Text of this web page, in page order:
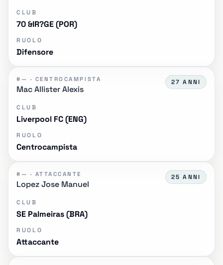
CLUB
70 &IR?GE (POR)
RUOLO
Difensore
#— · CENTROCAMPISTA
Mac Allister Alexis
27 ANNI
CLUB
Liverpool FC (ENG)
RUOLO
Centrocampista
#— · ATTACCANTE
Lopez Jose Manuel
25 ANNI
CLUB
SE Palmeiras (BRA)
RUOLO
Attaccante